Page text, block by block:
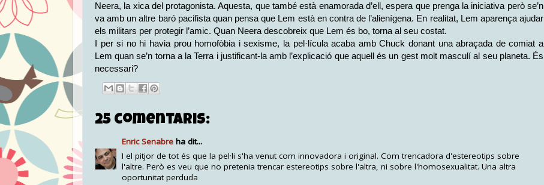
Neera, la xica del protagonista. Aquesta, que també està enamorada d’ell, espera que prenga la iniciativa però se’n
va amb un altre baró pacifista quan pensa que Lem està en contra de l’alienígena. En realitat, Lem aparença ajudar
els militars per protegir l’amic. Quan Neera descobreix que Lem és bo, torna al seu costat.
I per si no hi havia prou homofòbia i sexisme, la pel·lícula acaba amb Chuck donant una abraçada de comiat a
Lem quan se’n torna a la Terra i justificant-la amb l’explicació que aquell és un gest molt masculí al seu planeta. És
necessari?
25 comentaris:
Enric Senabre ha dit...
I el pitjor de tot és que la pel·li s'ha venut com innovadora i original. Com trencadora d'estereotips sobre
l'altre. Però es veu que no pretenia trencar estereotips sobre l'altra, ni sobre l'homosexualitat. Una altra
oportunitat perduda